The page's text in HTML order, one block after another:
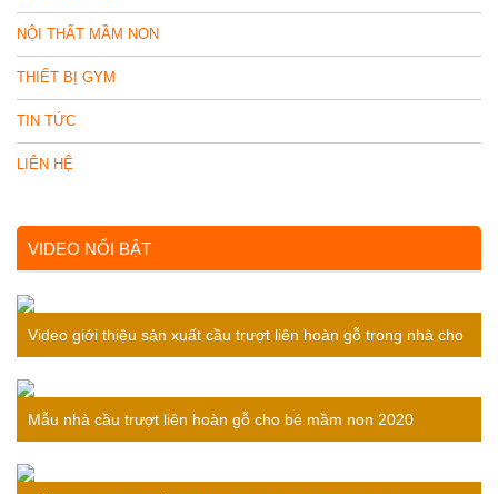
NỘI THẤT MẦM NON
THIẾT BỊ GYM
TIN TỨC
LIÊN HỆ
VIDEO NỔI BẬT
Video giới thiệu sản xuất cầu trượt liên hoàn gỗ trong nhà cho
bé
Mẫu nhà cầu trượt liên hoàn gỗ cho bé mầm non 2020